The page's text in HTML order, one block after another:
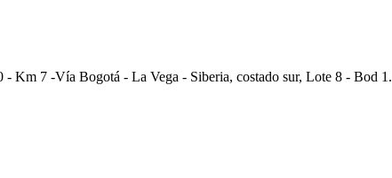
Km 7 -Vía Bogotá - La Vega - Siberia, costado sur, Lote 8 - Bod 1.